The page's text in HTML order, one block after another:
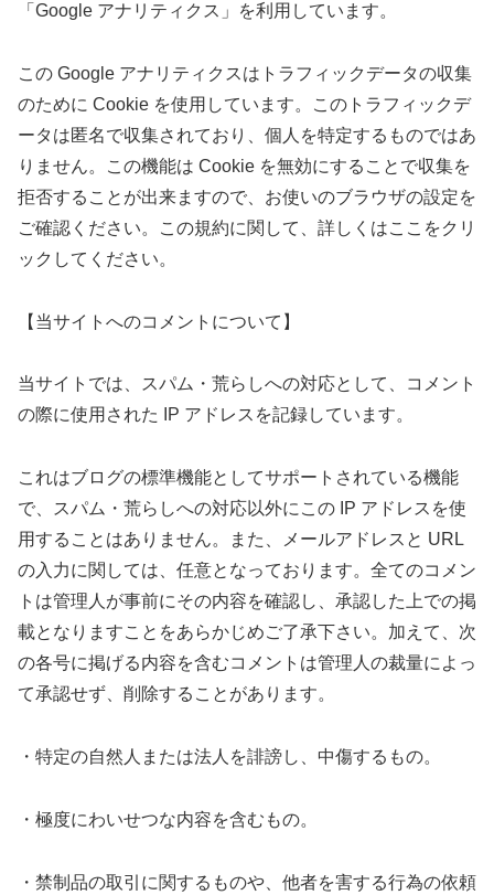
「Google アナリティクス」を利用しています。
この Google アナリティクスはトラフィックデータの収集
のために Cookie を使用しています。このトラフィックデ
ータは匿名で収集されており、個人を特定するものではあ
りません。この機能は Cookie を無効にすることで収集を
拒否することが出来ますので、お使いのブラウザの設定を
ご確認ください。この規約に関して、詳しくはここをクリ
ックしてください。
【当サイトへのコメントについて】
当サイトでは、スパム・荒らしへの対応として、コメント
の際に使用された IP アドレスを記録しています。
これはブログの標準機能としてサポートされている機能
で、スパム・荒らしへの対応以外にこの IP アドレスを使
用することはありません。また、メールアドレスと URL
の入力に関しては、任意となっております。全てのコメン
トは管理人が事前にその内容を確認し、承認した上での掲
載となりますことをあらかじめご了承下さい。加えて、次
の各号に掲げる内容を含むコメントは管理人の裁量によっ
て承認せず、削除することがあります。
・特定の自然人または法人を誹謗し、中傷するもの。
・極度にわいせつな内容を含むもの。
・禁制品の取引に関するものや、他者を害する行為の依頼